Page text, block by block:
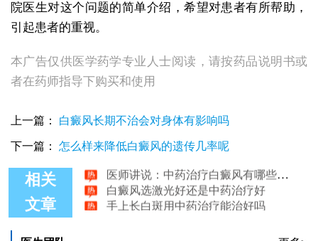
院医生对这个问题的简单介绍，希望对患者有所帮助，
引起患者的重视。
本广告仅供医学药学专业人士阅读，请按药品说明书或
者在药师指导下购买和使用
上一篇： 白癜风长期不治会对身体有影响吗
下一篇： 怎么样来降低白癜风的遗传几率呢
相关
文章
中药治疗白癜风会产生副作用吗
白癜风选激光好还是中药治疗好
手上长白斑用中药治疗能治好吗
中药治疗白癜风快还是西药快